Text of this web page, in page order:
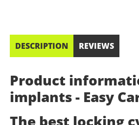
DESCRIPTION REVIEWS
Product
implants - Easy
The best locking